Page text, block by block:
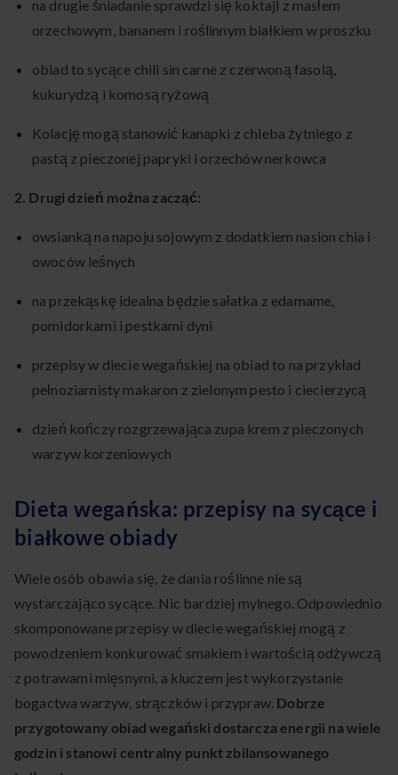
na drugie śniadanie sprawdzi się koktajl z masłem
orzechowym, bananem i roślinnym białkiem w proszku
obiad to sycące chili sin carne z czerwoną fasolą,
kukurydzą i komosą ryżową
Kolację mogą stanowić kanapki z chleba żytniego z
pastą z pieczonej papryki i orzechów nerkowca
2. Drugi dzień można zacząć:
owsianką na napoju sojowym z dodatkiem nasion chia i
owoców leśnych
na przekąskę idealna będzie sałatka z edamame,
pomidorkami i pestkami dyni
przepisy w diecie wegańskiej na obiad to na przykład
pełnoziarnisty makaron z zielonym pesto i ciecierzycą
dzień kończy rozgrzewająca zupa krem z pieczonych
warzyw korzeniowych
Dieta wegańska: przepisy na sycące i
białkowe obiady
Wiele osób obawia się, że dania roślinne nie są
wystarczająco sycące. Nic bardziej mylnego. Odpowiednio
skomponowane przepisy w diecie wegańskiej mogą z
powodzeniem konkurować smakiem i wartością odżywczą
z potrawami mięsnymi, a kluczem jest wykorzystanie
bogactwa warzyw, strączków i przypraw. Dobrze
przygotowany obiad wegański dostarcza energii na wiele
godzin i stanowi centralny punkt zbilansowanego